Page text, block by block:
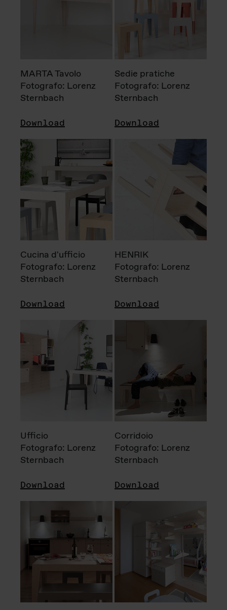
MARTA Tavolo
Fotografo: Lorenz
Sternbach
Download
Sedie pratiche
Fotografo: Lorenz
Sternbach
Download
Cucina d'ufficio
Fotografo: Lorenz
Sternbach
Download
HENRIK
Fotografo: Lorenz
Sternbach
Download
Ufficio
Fotografo: Lorenz
Sternbach
Download
Corridoio
Fotografo: Lorenz
Sternbach
Download